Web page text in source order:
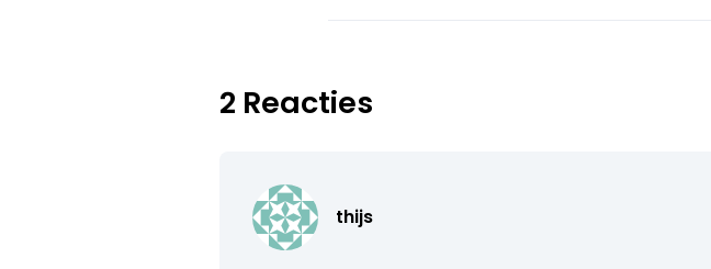
2 Reacties
thijs